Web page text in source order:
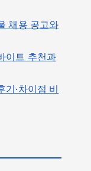
채용 공고와
이트 추천과
기·차이점 비